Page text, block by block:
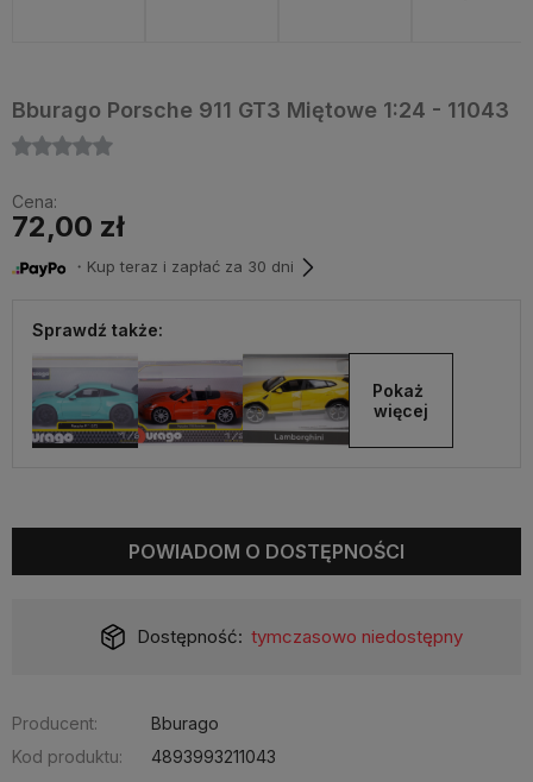
Bburago Porsche 911 GT3 Miętowe 1:24 - 11043
Cena:
72,00 zł
・Kup teraz i zapłać za 30 dni
Sprawdź także:
Pokaż
więcej
POWIADOM O DOSTĘPNOŚCI
Dostępność: tymczasowo niedostępny
Producent:
Bburago
Kod produktu:
4893993211043